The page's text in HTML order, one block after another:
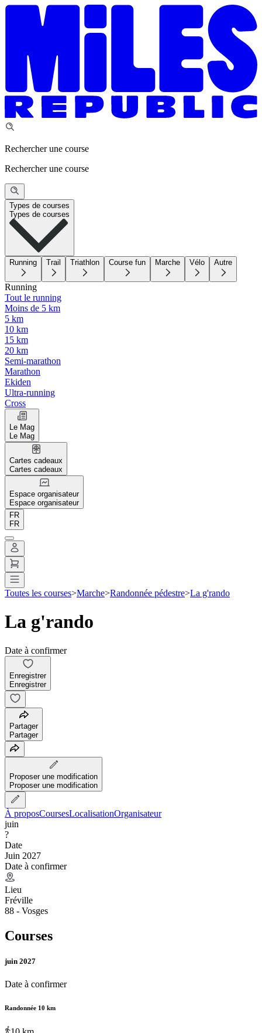
Rechercher une course
Rechercher une course
Types de courses
Types de courses
Running Trail Triathlon Course fun Marche Vélo Autre
Running
Tout le running
Moins de 5 km
5 km
10 km
15 km
20 km
Semi-marathon
Marathon
Ekiden
Ultra-running
Cross
Le Mag
Le Mag
Cartes cadeaux
Cartes cadeaux
Espace organisateur
Espace organisateur
FR
FR
Toutes les courses>Marche>Randonnée pédestre>La g'rando
La g'rando
Date à confirmer
Enregistrer
Enregistrer
Partager
Partager
Proposer une modification
Proposer une modification
À proposCoursesLocalisationOrganisateur
juin
?
Date
Juin 2027
Date à confirmer
Lieu
Fréville
88 - Vosges
Courses
juin 2027
Date à confirmer
Randonnée 10 km